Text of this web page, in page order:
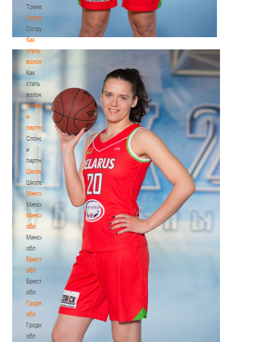
Тренерам
Сотрудничество
Сотрудничество
Как
стать
волонтером
Как
стать
волонтером
Спонсоры
и
партнеры
Спонсоры
и
партнеры
Школы
Школы
Минск
Минск
Минская
обл
Минская
обл
Брестская
обл
Брестская
обл
Гродненская
обл
Гродненская
обл